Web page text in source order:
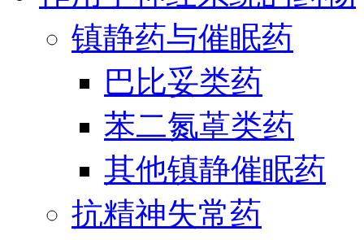
镇静药与催眠药
巴比妥类药
苯二氮䓬类药
其他镇静催眠药
抗精神失常药